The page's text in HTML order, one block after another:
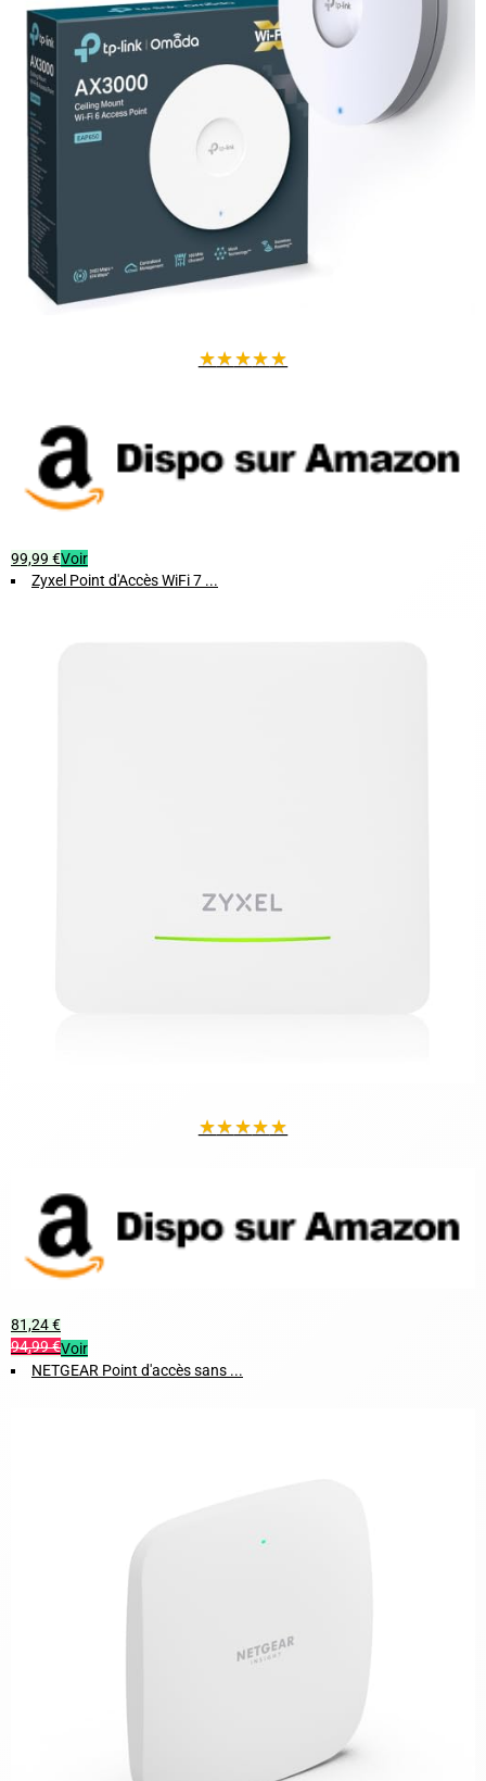
Configuration simple: Interface intuitive pour une mise en place
rapide en quelques minutes, sans besoin de compétences techniques
avancées.
Connectivité Gigabit
: Port Ethernet Gigabit pour une connexion
filaire stable si nécessaire, avec alimentation PoE facilitant
l'installation en extérieur.
Idéal Pour
Étendre votre réseau WiFi au-delà des murs de la maison
Améliorer la couverture dans les espaces extérieurs comme la
piscine, la ferme ou l'entrepôt
Offrir une connexion fiable en camping, garage ou terrasse
quel que soit l'environnement.★★★★★
99,99 €Voir
Zyxel Point d'Accès WiFi 7 ...
★★★★★
81,24 €
94,99 €Voir
NETGEAR Point d'accès sans ...